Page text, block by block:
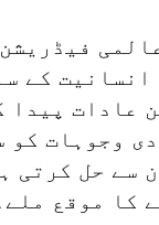
انسانیت کے
عادات پیدا
وجوہات کو
سے حل کرتی
کا موقع